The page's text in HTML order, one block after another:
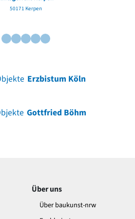
50171 Kerpen
Erzbistum Köln
Gottfried Böhm
Über uns
Über baukunst-nrw